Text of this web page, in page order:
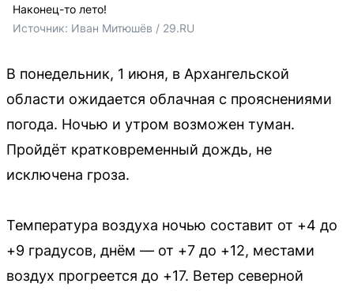
Наконец-то лето!
Источник: Иван Митюшёв / 29.RU
В понедельник, 1 июня, в Архангельской
области ожидается облачная с прояснениями
погода. Ночью и утром возможен туман.
Пройдёт кратковременный дождь, не
исключена гроза.
Температура воздуха ночью составит от +4 до
+9 градусов, днём — от +7 до +12, местами
воздух прогреется до +17. Ветер северной